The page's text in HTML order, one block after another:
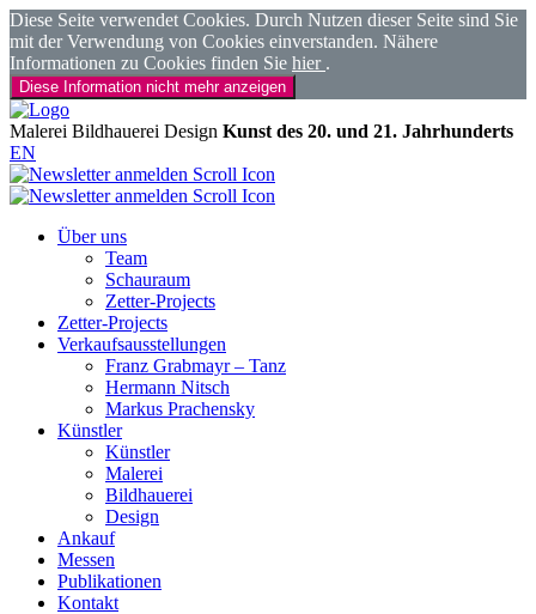
Diese Seite verwendet Cookies. Durch Nutzen dieser Seite sind Sie
mit der Verwendung von Cookies einverstanden. Nähere
Informationen zu Cookies finden Sie hier .
Diese Information nicht mehr anzeigen
Malerei Bildhauerei Design Kunst des 20. und 21. Jahrhunderts
EN
Über uns
Team
Schauraum
Zetter-Projects
Zetter-Projects
Verkaufsausstellungen
Franz Grabmayr – Tanz
Hermann Nitsch
Markus Prachensky
Künstler
Künstler
Malerei
Bildhauerei
Design
Ankauf
Messen
Publikationen
Kontakt